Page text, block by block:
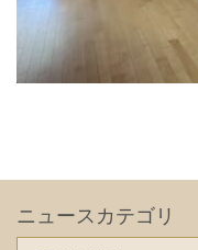
ニュースカテゴリ